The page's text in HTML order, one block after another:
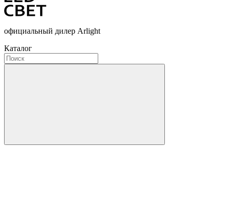
официальный дилер Arlight
Каталог